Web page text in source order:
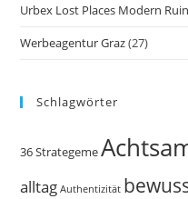
Urbex Lost Places Modern
Werbeagentur Graz(27)
Schlagwörter
36 Strategeme
alltag Authentizität